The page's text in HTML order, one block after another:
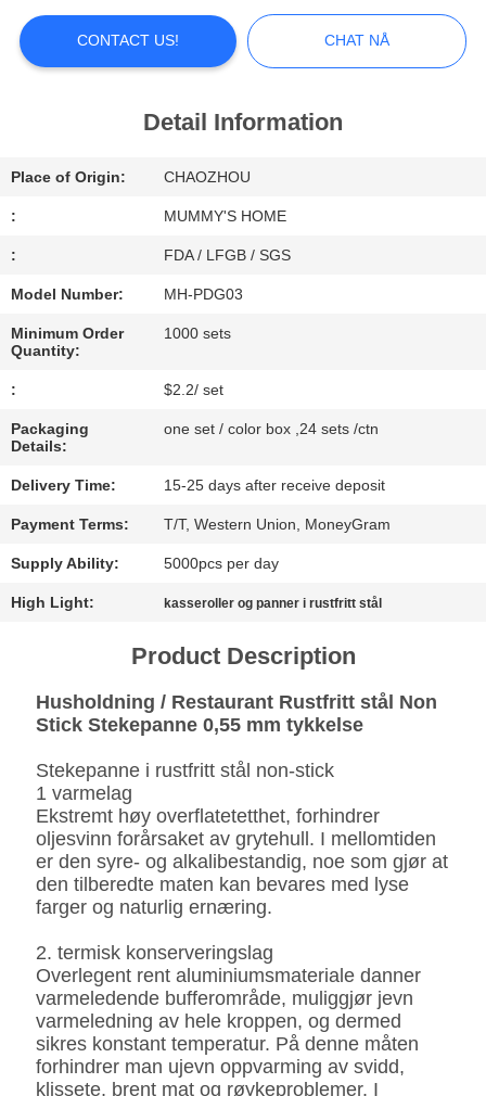
FACTORY
TOUR
CONTROL
CONTACT
US
NEWS
ALL
CASES
SITEMAP
PERSONVERNREGLER
CONTACT US! CHAT NÅ
Detail Information
Place of Origin: CHAOZHOU
: MUMMY'S HOME
: FDA / LFGB / SGS
Model Number: MH-PDG03
Minimum Order
Quantity:
1000 sets
: $2.2/ set
Packaging
Details:
one set / color box ,24 sets /ctn
Delivery Time: 15-25 days after receive deposit
Payment Terms: T/T, Western Union, MoneyGram
Supply Ability: 5000pcs per day
High Light: kasseroller og panner i rustfritt stål
Product Description
Husholdning / Restaurant Rustfritt stål Non
Stick Stekepanne 0,55 mm tykkelse
Stekepanne i rustfritt stål non-stick
1 varmelag
Ekstremt høy overflatetetthet, forhindrer
oljesvinn forårsaket av grytehull. I mellomtiden
er den syre- og alkalibestandig, noe som gjør at
den tilberedte maten kan bevares med lyse
farger og naturlig ernæring.
2. termisk konserveringslag
Overlegent rent aluminiumsmateriale danner
varmeledende bufferområde, muliggjør jevn
varmeledning av hele kroppen, og dermed
sikres konstant temperatur. På denne måten
forhindrer man ujevn oppvarming av svidd,
klissete, brent mat og røykeproblemer. I